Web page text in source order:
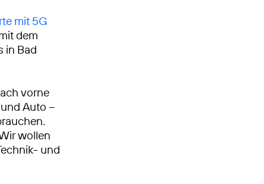
mit 5G
dem
in Bad
vorne
Auto –
wollen
und